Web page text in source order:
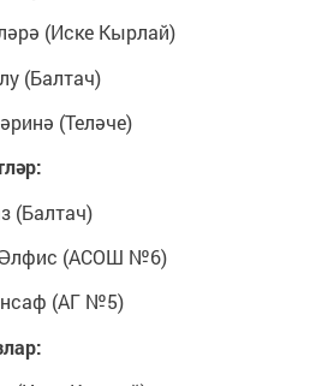
(Иске Кырлай)
(Балтач)
(Теләче)
(Балтач)
Әлфис (АСОШ №6)
(АГ №5)